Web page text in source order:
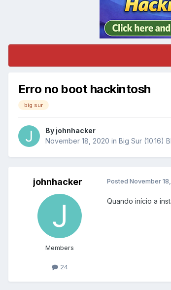
Erro no boot hackintosh
big sur
By johnhacker
November 18, 2020 in Big Sur (10.16)
johnhacker
Members
24
Posted November
Quando início a